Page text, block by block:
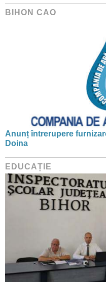
BIHON CAO
Anunț întrerupere
Doina
EDUCAȚIE